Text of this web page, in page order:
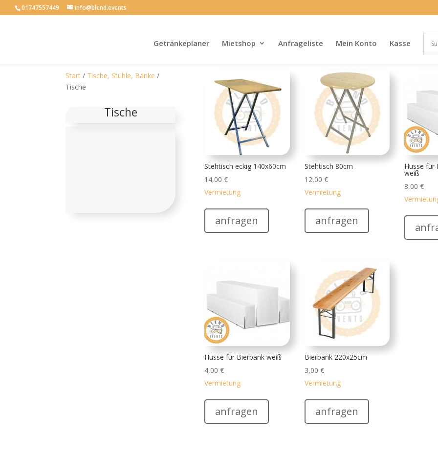
01747557449 info@blend.events
Getränkeplaner Mietshop Anfrageliste Mein Konto Kasse
Start / Tische, Stühle, Bänke /
Tische
Tische
Stehtisch eckig 140x60cm
14,00 €
Vermietung
anfragen
Stehtisch 80cm
12,00 €
Vermietung
anfragen
Husse für
weiß
8,00€
Husse für Bierbank weiß
4,00 €
Vermietung
anfragen
Bierbank 220x25cm
3,00 €
Vermietung
anfragen